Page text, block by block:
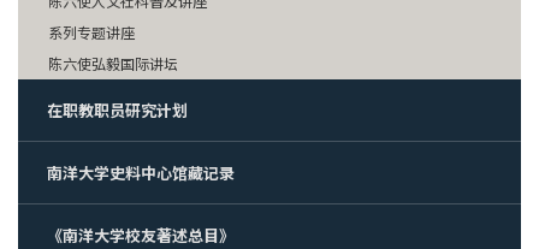
系列专题讲座
陈六使弘毅国际讲坛
在职教职员研究计划
南洋大学史料中心馆藏记录
《南洋大学校友著述总目》